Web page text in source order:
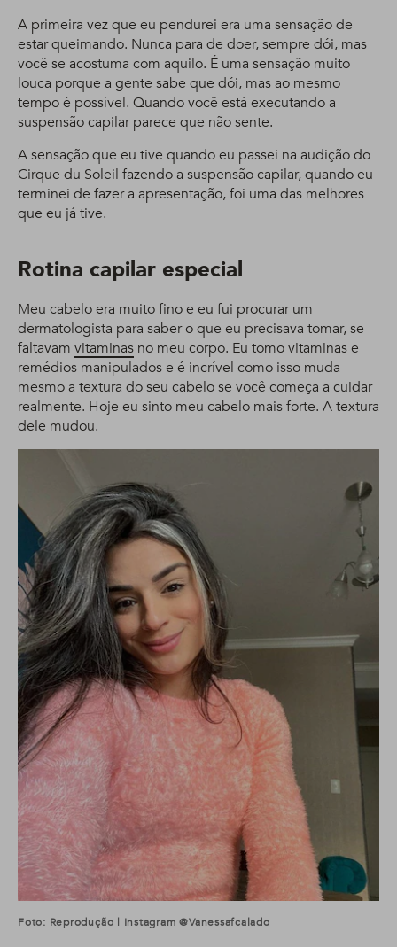
A primeira vez que eu pendurei era uma sensação de
estar queimando. Nunca para de doer, sempre dói, mas
você se acostuma com aquilo. É uma sensação muito
louca porque a gente sabe que dói, mas ao mesmo
tempo é possível. Quando você está executando a
suspensão capilar parece que não sente.
A sensação que eu tive quando eu passei na audição do
Cirque du Soleil fazendo a suspensão capilar, quando eu
terminei de fazer a apresentação, foi uma das melhores
que eu já tive.
Rotina capilar especial
Meu cabelo era muito fino e eu fui procurar um
dermatologista para saber o que eu precisava tomar, se
faltavam vitaminas no meu corpo. Eu tomo vitaminas e
remédios manipulados e é incrível como isso muda
mesmo a textura do seu cabelo se você começa a cuidar
realmente. Hoje eu sinto meu cabelo mais forte. A textura
dele mudou.
Foto: Reprodução | Instagram @vanessafcalado